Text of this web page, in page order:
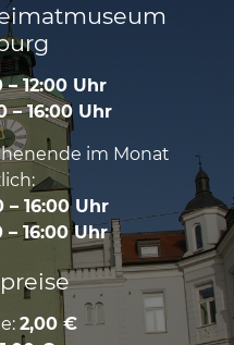
– 12:00 Uhr
– 16:00 Uhr
im Monat
– 16:00 Uhr
– 16:00 Uhr
2,00 €